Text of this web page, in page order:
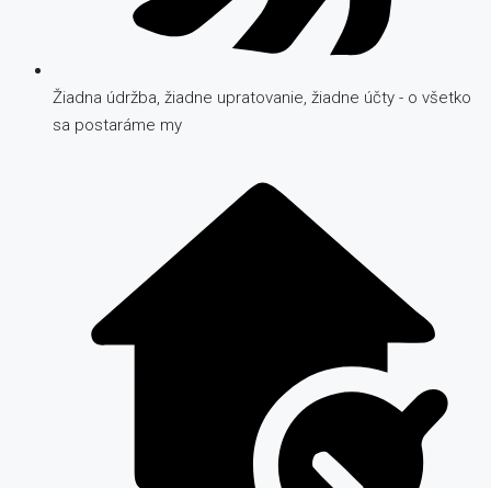
Žiadna údržba, žiadne upratovanie, žiadne účty - o všetko
sa postaráme my